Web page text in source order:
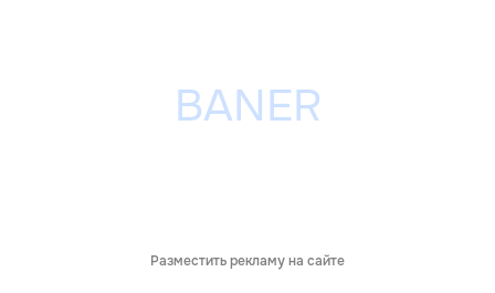
Разместить рекламу на сайте